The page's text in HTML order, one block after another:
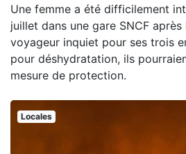
Une femme a été difficilement
juillet dans une gare SNCF après
voyageur inquiet pour ses trois
pour déshydratation, ils
mesure de protection.
Locales